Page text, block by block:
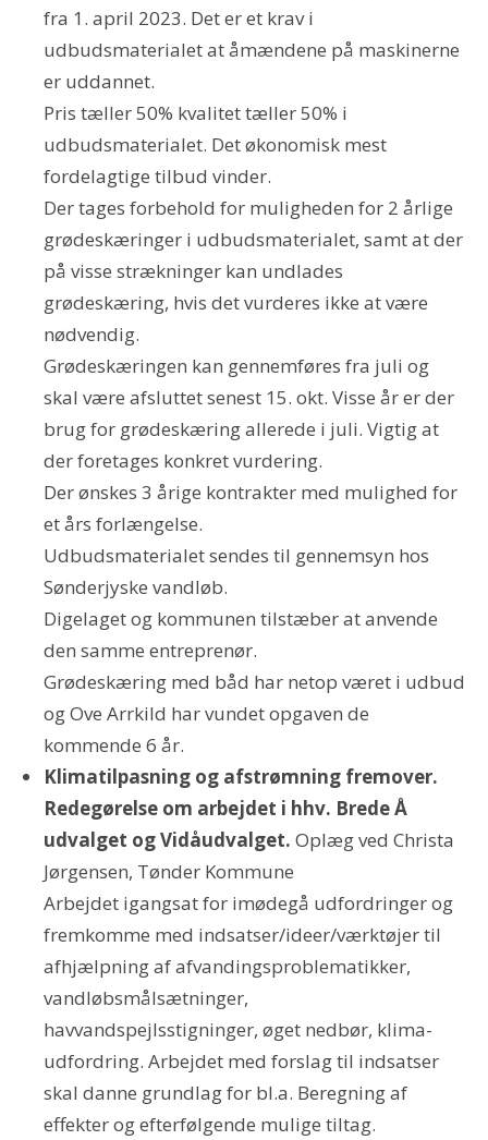
fra 1. april 2023. Det er et krav i
udbudsmaterialet at åmændene på maskinerne
er uddannet.
Pris tæller 50% kvalitet tæller 50% i
udbudsmaterialet. Det økonomisk mest
fordelagtige tilbud vinder.
Der tages forbehold for muligheden for 2 årlige
grødeskæringer i udbudsmaterialet, samt at der
på visse strækninger kan undlades
grødeskæring, hvis det vurderes ikke at være
nødvendig.
Grødeskæringen kan gennemføres fra juli og
skal være afsluttet senest 15. okt. Visse år er der
brug for grødeskæring allerede i juli. Vigtig at
der foretages konkret vurdering.
Der ønskes 3 årige kontrakter med mulighed for
et års forlængelse.
Udbudsmaterialet sendes til gennemsyn hos
Sønderjyske vandløb.
Digelaget og kommunen tilstæber at anvende
den samme entreprenør.
Grødeskæring med båd har netop været i udbud
og Ove Arrkild har vundet opgaven de
kommende 6 år.
Klimatilpasning og afstrømning fremover.
Redegørelse om arbejdet i hhv. Brede Å
udvalget og Vidåudvalget. Oplæg ved Christa
Jørgensen, Tønder Kommune
Arbejdet igangsat for imødegå udfordringer og
fremkomme med indsatser/ideer/værktøjer til
afhjælpning af afvandingsproblematikker,
vandløbsmålsætninger,
havvandspejlsstigninger, øget nedbør, klima-
udfordring. Arbejdet med forslag til indsatser
skal danne grundlag for bl.a. Beregning af
effekter og efterfølgende mulige tiltag.